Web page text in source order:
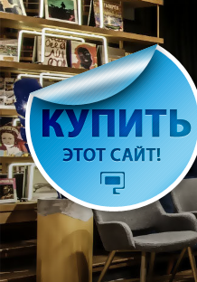
Перейти
к
содержимому